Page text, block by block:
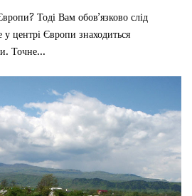
Тоді Вам обов’язково слід
у центрі Європи знаходиться
Точне...